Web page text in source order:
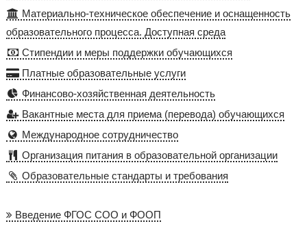
Материально-техническое обеспечение и оснащенность
образовательного процесса. Доступная среда
Стипендии и меры поддержки обучающихся
Платные образовательные услуги
Финансово-хозяйственная деятельность
Вакантные места для приема (перевода) обучающихся
Международное сотрудничество
Организация питания в образовательной организации
Образовательные стандарты и требования
Введение ФГОС СОО и ФООП